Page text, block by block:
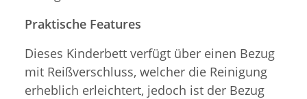
Praktische Features
Dieses Kinderbett verfügt über einen Bezug
mit Reißverschluss, welcher die Reinigung
erheblich erleichtert, jedoch ist der Bezug